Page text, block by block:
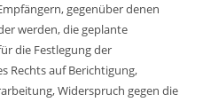
gegenüber denen
werden, die geplante
die Festlegung der
Rechts auf Berichtigung,
Widerspruch gegen die